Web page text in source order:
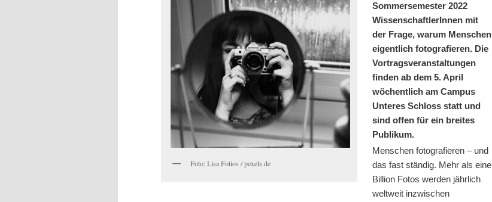
Foto: Lisa Fotios / pexels.de
Sommersemester 2022
WissenschaftlerInnen mit
der Frage, warum Menschen
eigentlich fotografieren. Die
Vortragsveranstaltungen
finden ab dem 5. April
wöchentlich am Campus
Unteres Schloss statt und
sind offen für ein breites
Publikum.
Menschen fotografieren – und
das fast ständig. Mehr als eine
Billion Fotos werden jährlich
weltweit inzwischen